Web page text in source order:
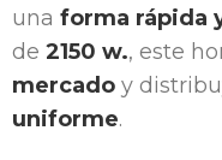
una forma rápida
de 2150 w., este
mercado y
uniforme.